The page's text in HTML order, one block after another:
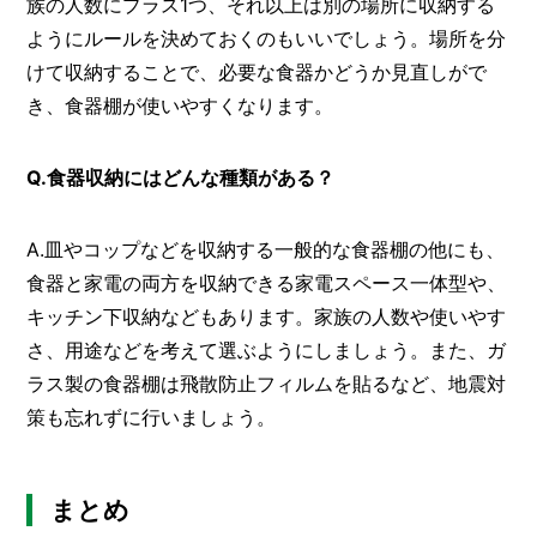
ようにルールを決めておくのもいいでしょう。場所を分
けて収納することで、必要な食器かどうか見直しがで
き、食器棚が使いやすくなります。
Q.食器収納にはどんな種類がある？
A.皿やコップなどを収納する一般的な食器棚の他にも、
食器と家電の両方を収納できる家電スペース一体型や、
キッチン下収納などもあります。家族の人数や使いやす
さ、用途などを考えて選ぶようにしましょう。また、ガ
ラス製の食器棚は飛散防止フィルムを貼るなど、地震対
策も忘れずに行いましょう。
まとめ